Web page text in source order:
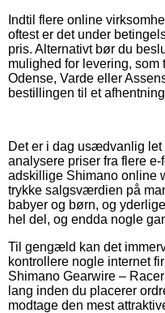
Indtil flere online
oftest er det under
pris. Alternativt bør du
mulighed for levering, som
Odense, Varde eller
bestillingen til et
Det er i dag usædvanlig
analysere priser fra flere
adskillige Shimano online
trykke salgsværdien på
babyer og børn, og
hel del, og endda nogle
Til gengæld kan det
kontrollere nogle internet
Shimano Gearwire –
lang inden du placerer
modtage den mest